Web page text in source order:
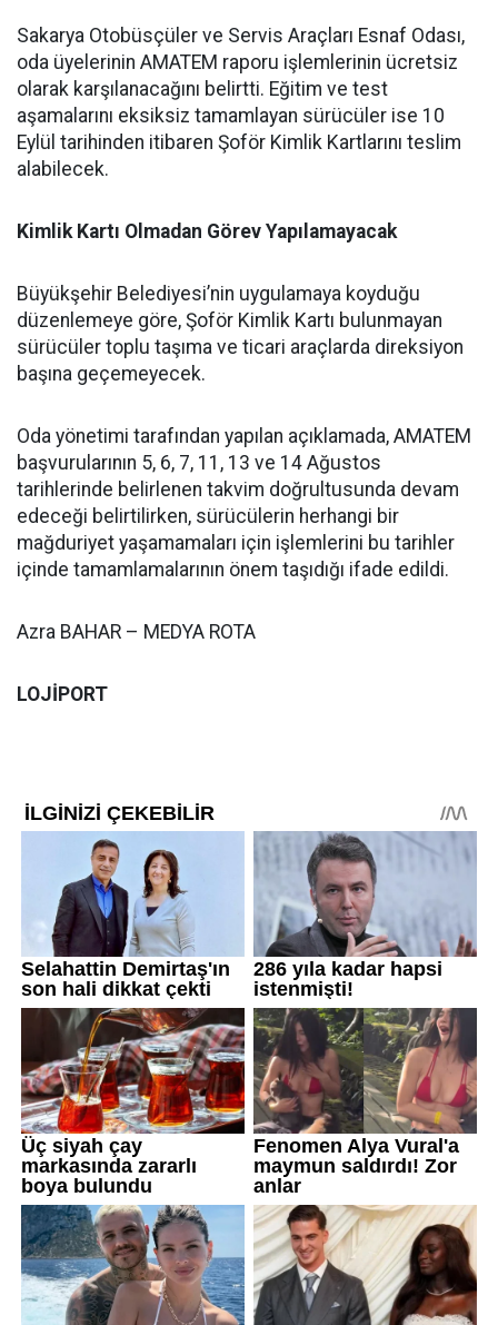
Sakarya Otobüsçüler ve Servis Araçları Esnaf Odası,
oda üyelerinin AMATEM raporu işlemlerinin ücretsiz
olarak karşılanacağını belirtti. Eğitim ve test
aşamalarını eksiksiz tamamlayan sürücüler ise 10
Eylül tarihinden itibaren Şoför Kimlik Kartlarını teslim
alabilecek.
Kimlik Kartı Olmadan Görev Yapılamayacak
Büyükşehir Belediyesi’nin uygulamaya koyduğu
düzenlemeye göre, Şoför Kimlik Kartı bulunmayan
sürücüler toplu taşıma ve ticari araçlarda direksiyon
başına geçemeyecek.
Oda yönetimi tarafından yapılan açıklamada, AMATEM
başvurularının 5, 6, 7, 11, 13 ve 14 Ağustos
tarihlerinde belirlenen takvim doğrultusunda devam
edeceği belirtilirken, sürücülerin herhangi bir
mağduriyet yaşamamaları için işlemlerini bu tarihler
içinde tamamlamalarının önem taşıdığı ifade edildi.
Azra BAHAR – MEDYA ROTA
LOJİPORT